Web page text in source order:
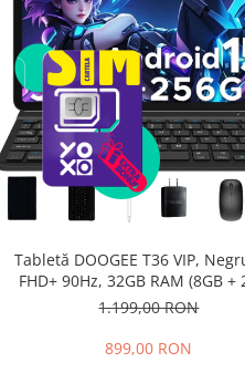
Tabletă DOOGEE T36 VIP,
FHD+ 90Hz, 32GB RAM (8GB +
extensibili), 256GB, Android
1.199,00 RON
899,00 RON